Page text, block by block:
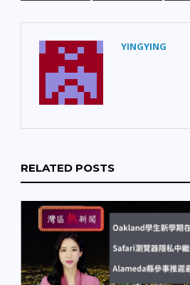
YINGYING
RELATED POSTS